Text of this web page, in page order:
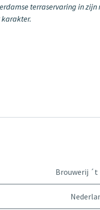
terraservaring in
Brouwerij ´t